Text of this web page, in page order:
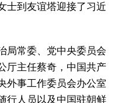
士到友谊塔迎接了习近
局常委、党中央委员会
厅主任蔡奇，中国共产
外事工作委员会办公室
行人员以及中国驻朝鲜